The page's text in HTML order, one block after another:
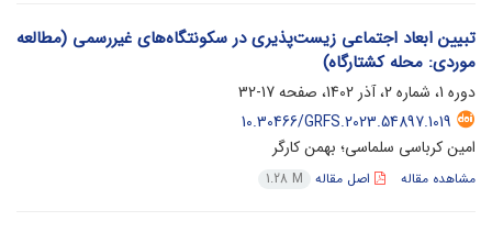
تبیین ابعاد اجتماعی زیست‌پذیری در سکونتگاه‌های غیررسمی (مطالعه
موردی: محله کشتارگاه)
دوره 1، شماره 2، آذر 1402، صفحه
17-32
10.30466/GRFS.2023.54897.1019
امین کرباسی سلماسی؛ بهمن کارگر
مشاهده مقاله اصل مقاله 1.28 M